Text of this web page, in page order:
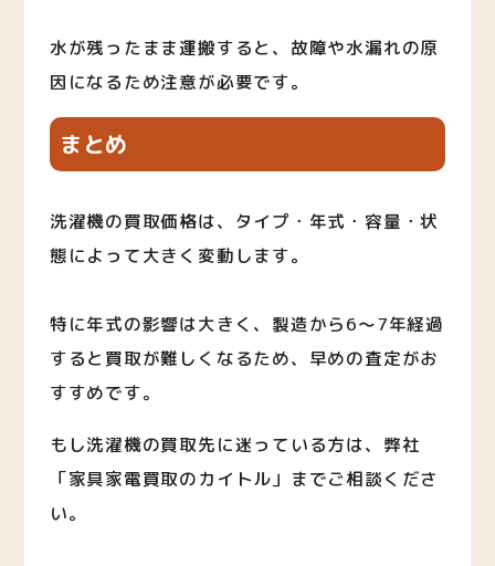
水が残ったまま運搬すると、故障や水漏れの原
因になるため注意が必要です。
まとめ
洗濯機の買取価格は、タイプ・年式・容量・状
態によって大きく変動します。
特に年式の影響は大きく、製造から6〜7年経過
すると買取が難しくなるため、早めの査定がお
すすめです。
もし洗濯機の買取先に迷っている方は、弊社
「家具家電買取のカイトル」までご相談くださ
い。